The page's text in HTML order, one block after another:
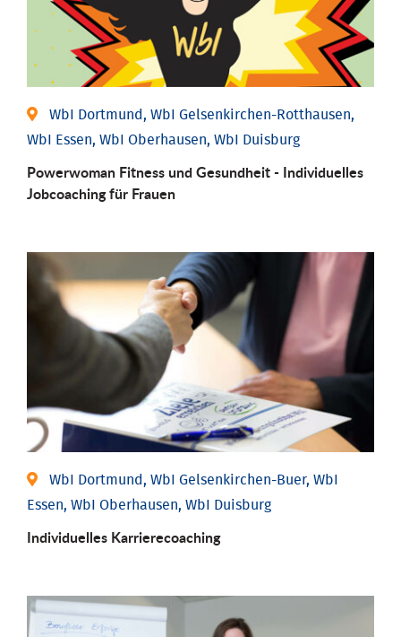
WbI Dortmund, WbI Gelsenkirchen-Rotthausen,
WbI Essen, WbI Oberhausen, WbI Duisburg
Powerwoman Fitness und Gesund­heit - Individu­elles
Job­coaching für Frauen
WbI Dortmund, WbI Gelsenkirchen-Buer, WbI
Essen, WbI Oberhausen, WbI Duisburg
Individu­elles Karrierecoaching